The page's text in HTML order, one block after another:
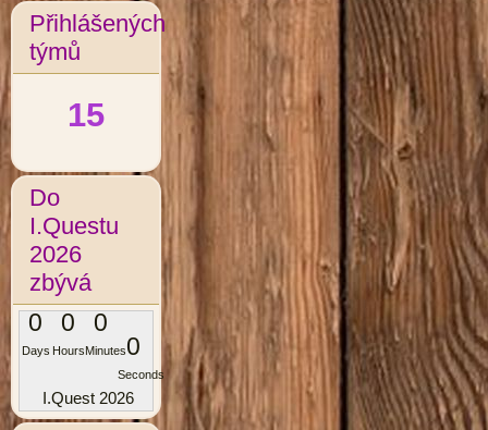
Přihlášených
týmů
15
Do
I.Questu
2026
zbývá
0
Days
0
Hours
0
Minutes0
Seconds
I.Quest 2026